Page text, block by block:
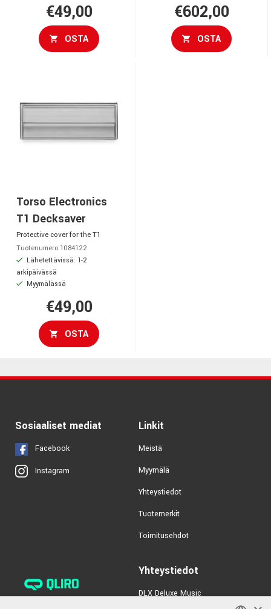
€49,00
OSTA
€602,00
OSTA
Torso Electronics
T1 Decksaver
Protective cover for the T1
Tuotenumero 1084122
Lähetettävissä: 1-2
arkipäivässä
Myymälässä
€49,00
OSTA
Sosiaaliset mediat
Facebook
Instagram
Linkit
Meistä
Myymälä
Yhteystiedot
Tuotemerkit
Toimitusehdot
Yhteystiedot
DLX Deluxe Music
verkkokaupan asiakaspalvelu: